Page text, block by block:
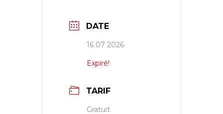
DATE
16 07 2026
Expiré!
TARIF
Gratuit